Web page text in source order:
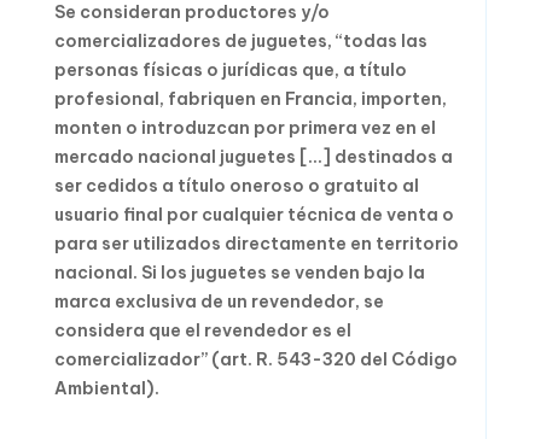
Se consideran productores y/o
comercializadores de juguetes, “todas las
personas físicas o jurídicas que, a título
profesional, fabriquen en Francia, importen,
monten o introduzcan por primera vez en el
mercado nacional juguetes […] destinados a
ser cedidos a título oneroso o gratuito al
usuario final por cualquier técnica de venta o
para ser utilizados directamente en territorio
nacional. Si los juguetes se venden bajo la
marca exclusiva de un revendedor, se
considera que el revendedor es el
comercializador” (art. R. 543-320 del Código
Ambiental).